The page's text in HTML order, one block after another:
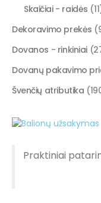
Skaičiai - raidės
Dekoravimo prekės
Dovanos - rinkiniai
Dovanų pakavimo
Švenčių atributika
Praktiniai